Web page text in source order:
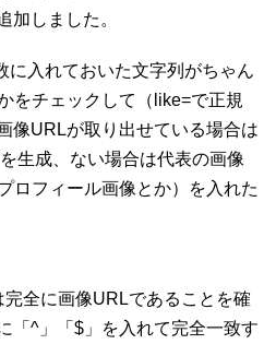
加しました。
に入れておいた文字列がちゃん
をチェックして（like=で正規
像URLが取り出せている場合は
生成、ない場合は代表の画像
ロフィール画像とか）を入れた
完全に画像URLであることを確
「^」「$」を入れて完全一致す